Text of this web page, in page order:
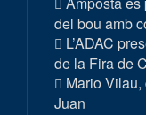
del bou amb
L’ADAC
de la Fira de
Mario
Juan